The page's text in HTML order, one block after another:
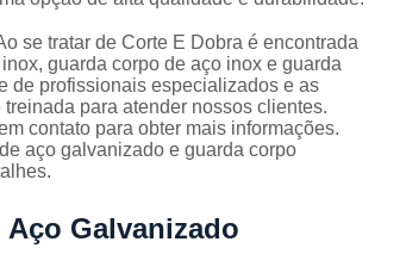
Corrimão Galvanizado com
Corrimão
Corrimão de Ferro
Corrimão Escada Interna Ferro
Corrimão Ferro para Escada
se tratar de Corte E Dobra é encontrada
guarda corpo de aço inox e guarda
de profissionais especializados e as
para atender nossos clientes.
contato para obter mais informações.
aço galvanizado e guarda corpo
Galvanizado